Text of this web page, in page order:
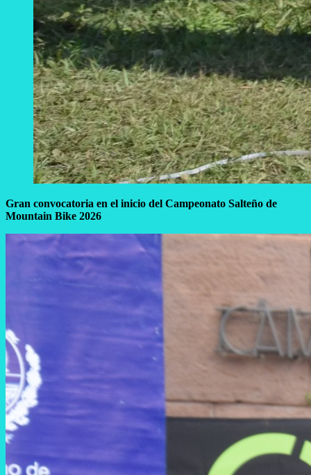
Gran convocatoria en el inicio del Campeonato Salteño de
Mountain Bike 2026